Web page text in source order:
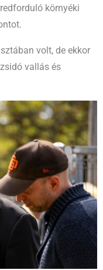
környéki
volt, de ekkor
vallás és